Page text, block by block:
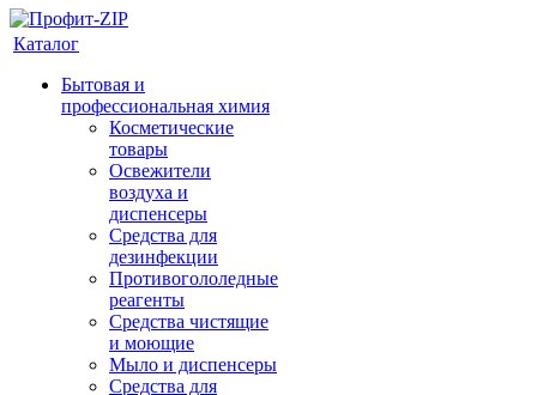
Каталог
Бытовая и
профессиональная химия
Косметические
товары
Освежители
воздуха и
диспенсеры
Средства для
дезинфекции
Противогололедные
реагенты
Средства чистящие
и моющие
Мыло и диспенсеры
Средства для